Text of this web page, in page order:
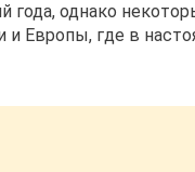
года, однако
и Европы, где в